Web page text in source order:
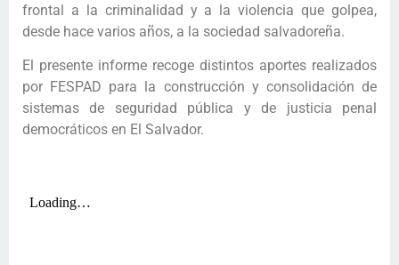
frontal a la criminalidad y a la violencia que golpea,
desde hace varios años, a la sociedad salvadoreña.
El presente informe recoge distintos aportes realizados
por FESPAD para la construcción y consolidación de
sistemas de seguridad pública y de justicia penal
democráticos en El Salvador.